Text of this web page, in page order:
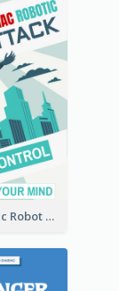
Sci-fi Maniac Robot Book Cover